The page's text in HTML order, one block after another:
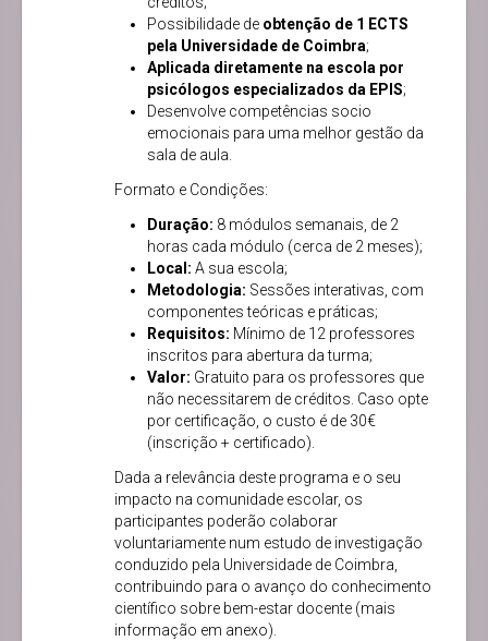
Possibilidade de obtenção de 1 ECTS
pela Universidade de Coimbra;
Aplicada diretamente na escola por
psicólogos especializados da EPIS;
Desenvolve competências socio
emocionais para uma melhor gestão da
sala de aula.
Formato e Condições:
Duração: 8 módulos semanais, de 2
horas cada módulo (cerca de 2 meses);
Local: A sua escola;
Metodologia: Sessões interativas, com
componentes teóricas e práticas;
Requisitos: Mínimo de 12 professores
inscritos para abertura da turma;
Valor: Gratuito para os professores que
não necessitarem de créditos. Caso opte
por certificação, o custo é de 30€
(inscrição + certificado).
Dada a relevância deste programa e o seu
impacto na comunidade escolar, os
participantes poderão colaborar
voluntariamente num estudo de investigação
conduzido pela Universidade de Coimbra,
contribuindo para o avanço do conhecimento
científico sobre bem-estar docente (mais
informação em anexo).